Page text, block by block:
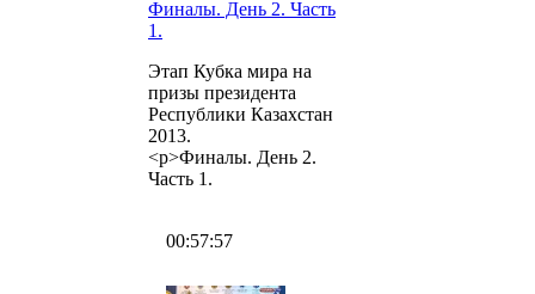
Финалы. День 2. Часть
1.
Этап Кубка мира на
призы президента
Республики Казахстан
2013.
<p>Финалы. День 2.
Часть 1.
00:57:57